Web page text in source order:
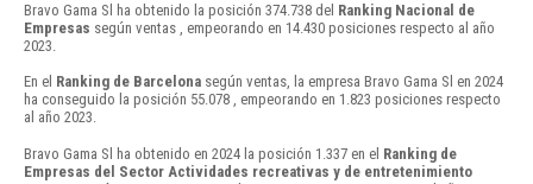
Bravo Gama Sl ha obtenido la posición 374.738 del Ranking Nacional de
Empresas según ventas , empeorando en 14.430 posiciones respecto al año
2023.
En el Ranking de Barcelona según ventas, la empresa Bravo Gama Sl en 2024
ha conseguido la posición 55.078 , empeorando en 1.823 posiciones respecto
al año 2023.
Bravo Gama Sl ha obtenido en 2024 la posición 1.337 en el Ranking de
Empresas del Sector Actividades recreativas y de entretenimiento